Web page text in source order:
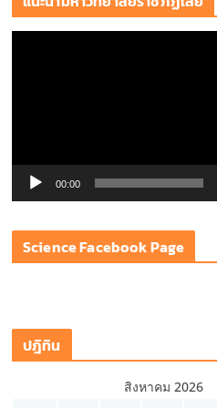
ล์
โ
00:00
Science Facebook Page
ปฎิทิน
สิงหาคม 2026